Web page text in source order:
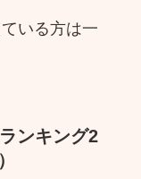
いる方は一
ンキング2